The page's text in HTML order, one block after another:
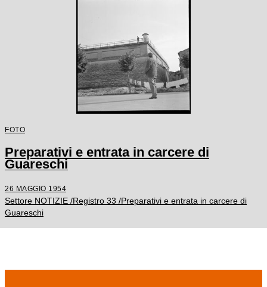
FOTO
Preparativi e entrata in carcere di
Guareschi
26 MAGGIO 1954
Settore NOTIZIE /Registro 33 /Preparativi e entrata in carcere di
Guareschi